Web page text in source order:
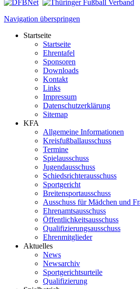
Navigation überspringen
Startseite
Startseite
Ehrentafel
Sponsoren
Downloads
Kontakt
Links
Impressum
Datenschutzerklärung
Sitemap
KFA
Allgemeine Informationen
Kreisfußballausschuss
Termine
Spielausschuss
Jugendausschuss
Schiedsrichterausschuss
Sportgericht
Breitensportausschuss
Ausschuss für Mädchen und
Ehrenamtsausschuss
Öffentlichkeitsausschuss
Qualifizierungsausschuss
Ehrenmitglieder
Aktuelles
News
Newsarchiv
Sportgerichtsurteile
Qualifizierung